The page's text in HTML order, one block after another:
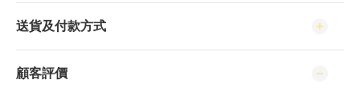
送貨及付款方式
顧客評價